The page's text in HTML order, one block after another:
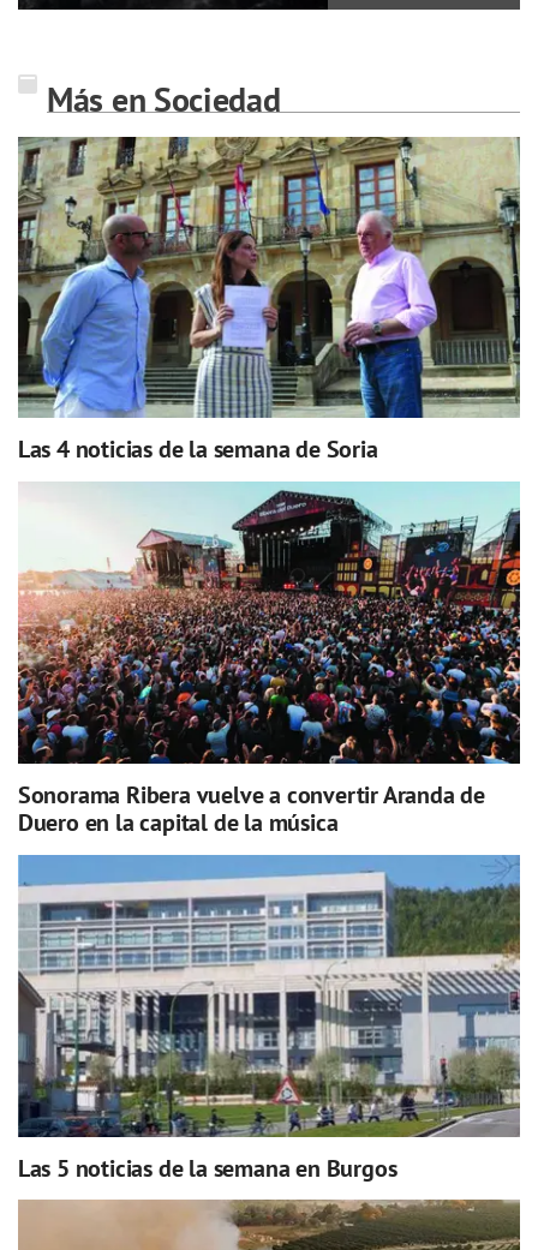
Más en Sociedad
Las 4 noticias de la semana de Soria
Sonorama Ribera vuelve a convertir Aranda de
Duero en la capital de la música
Las 5 noticias de la semana en Burgos